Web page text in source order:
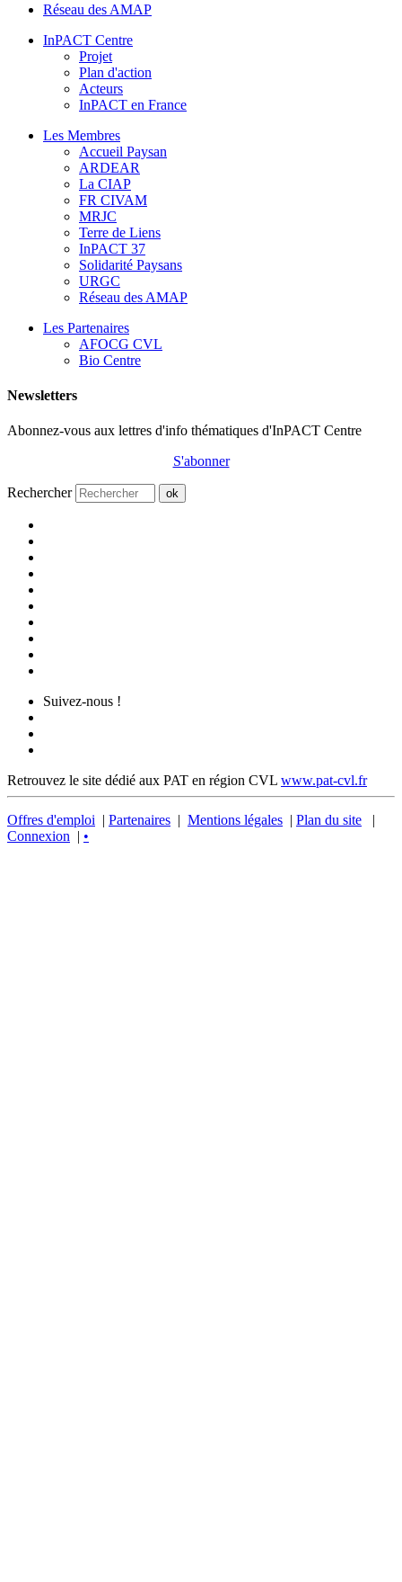
Réseau des AMAP
InPACT Centre
Projet
Plan d'action
Acteurs
InPACT en France
Les Membres
Accueil Paysan
ARDEAR
La CIAP
FR CIVAM
MRJC
Terre de Liens
InPACT 37
Solidarité Paysans
URGC
Réseau des AMAP
Les Partenaires
AFOCG CVL
Bio Centre
Newsletters
Abonnez-vous aux lettres d'info thématiques d'InPACT Centre
S'abonner
Rechercher ok
Suivez-nous !
Retrouvez le site dédié aux PAT en région CVL www.pat-cvl.fr
Offres d'emploi | Partenaires | Mentions légales | Plan du site |
Connexion | •